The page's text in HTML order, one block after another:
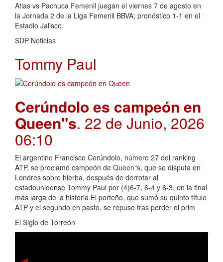
Atlas vs Pachuca Femenil juegan el viernes 7 de agosto en
la Jornada 2 de la Liga Femenil BBVA; pronóstico 1-1 en el
Estadio Jalisco.
SDP Noticias
Tommy Paul
Cerúndolo es campeón en
Queen"s. 22 de Junio, 2026
06:10
El argentino Francisco Cerúndolo, número 27 del ranking
ATP, se proclamó campeón de Queen"s, que se disputa en
Londres sobre hierba, después de derrotar al
estadounidense Tommy Paul por (4)6-7, 6-4 y 6-3, en la final
más larga de la historia.El porteño, que sumó su quinto título
ATP y el segundo en pasto, se repuso tras perder el prim
El Siglo de Torreón